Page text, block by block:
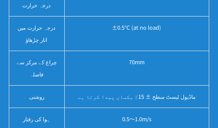
درجہ حرارت
درجہ حرارت میں
اتار چڑھاؤ
±0.5℃ (at no load)
چراغ کے مرکز سے
فاصلہ
70mm
روشنی ماڈیول ٹیسٹ سطح ± 15٪ یکساں پیدا کرتا ہے
ہوا کی رفتار 0.5～1.0m/s